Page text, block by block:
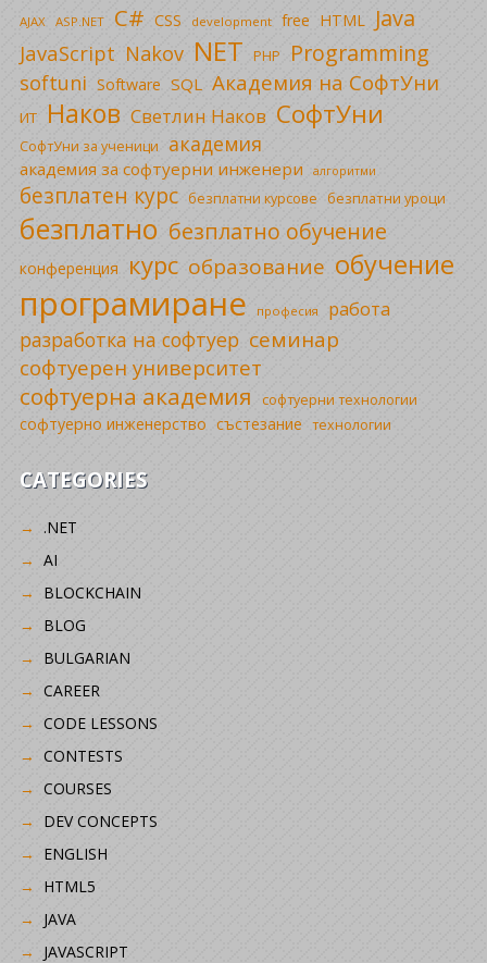
AJAX ASP.NET C# CSS development free HTML Java
JavaScript Nakov NET PHP Programming
softuni Software SQL Академия на СофтУни
ИТ Наков Светлин Наков СофтУни
СофтУни за ученици академия
академия за софтуерни инженери алгоритми
безплатен курс безплатни курсове безплатни уроци
безплатно безплатно обучение
конференция курс образование обучение
програмиране професия работа
разработка на софтуер семинар
софтуерен университет
софтуерна академия софтуерни технологии
софтуерно инженерство състезание технологии
CATEGORIES
.NET
AI
BLOCKCHAIN
BLOG
BULGARIAN
CAREER
CODE LESSONS
CONTESTS
COURSES
DEV CONCEPTS
ENGLISH
HTML5
JAVA
JAVASCRIPT